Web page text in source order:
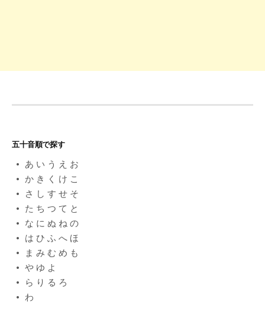
五十音順で探す
あ い う え お
か き く け こ
さ し す せ そ
た ち つ て と
な に ぬ ね の
は ひ ふ へ ほ
ま み む め も
や ゆ よ
ら り る ろ
わ